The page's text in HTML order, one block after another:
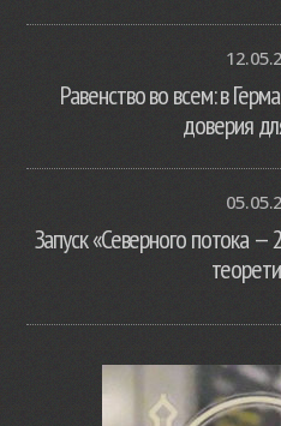
Равенство во всем: в
доверия
Запуск «Северного потока